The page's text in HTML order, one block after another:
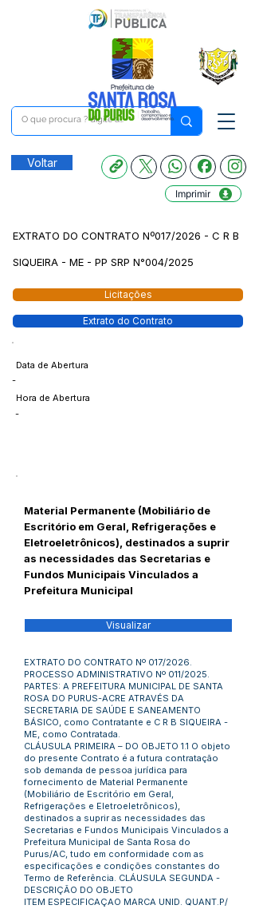
Voltar
Imprimir
EXTRATO DO CONTRATO Nº017/2026 - C R B
SIQUEIRA - ME - PP SRP N°004/2025
Licitações
Extrato do Contrato
Data de Abertura
-
Hora de Abertura
-
Material Permanente (Mobiliário de
Escritório em Geral, Refrigerações e
Eletroeletrônicos), destinados a suprir
as necessidades das Secretarias e
Fundos Municipais Vinculados a
Prefeitura Municipal
Visualizar
EXTRATO DO CONTRATO Nº 017/2026.
PROCESSO ADMINISTRATIVO Nº 011/2025.
PARTES: A PREFEITURA MUNICIPAL DE SANTA
ROSA DO PURUS-ACRE ATRAVÉS DA
SECRETARIA DE SAÚDE E SANEAMENTO
BÁSICO, como Contratante e C R B SIQUEIRA -
ME, como Contratada.
CLÁUSULA PRIMEIRA – DO OBJETO 1.1 O objeto
do presente Contrato é a futura contratação
sob demanda de pessoa jurídica para
fornecimento de Material Permanente
(Mobiliário de Escritório em Geral,
Refrigerações e Eletroeletrônicos),
destinados a suprir as necessidades das
Secretarias e Fundos Municipais Vinculados a
Prefeitura Municipal de Santa Rosa do
Purus/AC, tudo em conformidade com as
especificações e condições constantes do
Termo de Referência. CLÁUSULA SEGUNDA -
DESCRIÇÃO DO OBJETO
ITEM ESPECIFICAÇAO MARCA UNID. QUANT.P/